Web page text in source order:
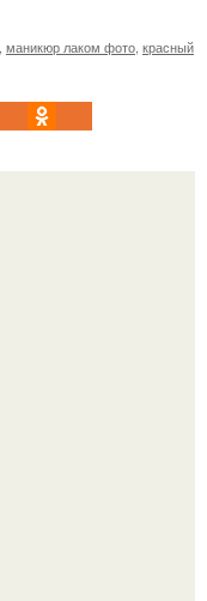
маникюр лаком фото красный